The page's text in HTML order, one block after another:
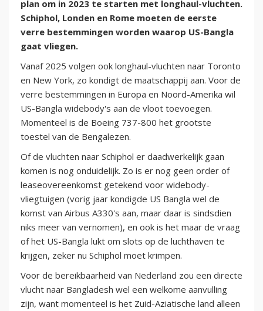
plan om in 2023 te starten met longhaul-vluchten.
Schiphol, Londen en Rome moeten de eerste
verre bestemmingen worden waarop US-Bangla
gaat vliegen.
Vanaf 2025 volgen ook longhaul-vluchten naar Toronto
en New York, zo kondigt de maatschappij aan. Voor de
verre bestemmingen in Europa en Noord-Amerika wil
US-Bangla widebody's aan de vloot toevoegen.
Momenteel is de Boeing 737-800 het grootste
toestel van de Bengalezen.
Of de vluchten naar Schiphol er daadwerkelijk gaan
komen is nog onduidelijk. Zo is er nog geen order of
leaseovereenkomst getekend voor widebody-
vliegtuigen (vorig jaar kondigde US Bangla wel de
komst van Airbus A330's aan, maar daar is sindsdien
niks meer van vernomen), en ook is het maar de vraag
of het US-Bangla lukt om slots op de luchthaven te
krijgen, zeker nu Schiphol moet krimpen.
Voor de bereikbaarheid van Nederland zou een directe
vlucht naar Bangladesh wel een welkome aanvulling
zijn, want momenteel is het Zuid-Aziatische land alleen